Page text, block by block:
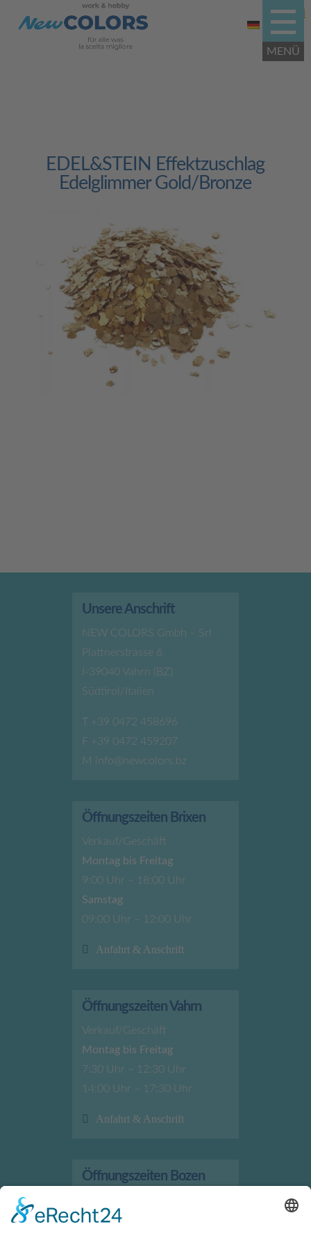
EDEL&STEIN Effektzuschlag
Edelglimmer Gold/Bronze
Unsere Anschrift
NEW COLORS Gmbh – Srl
Plattnerstrasse 6
I-39040 Vahrn (BZ)
Südtirol/Italien
T +39 0472 458696
F +39 0472 459207
M info@newcolors.bz
Öffnungszeiten Brixen
Verkauf/Geschäft
Montag bis Freitag
9:00 Uhr – 18:00 Uhr
Samstag
09:00 Uhr – 12:00 Uhr
Anfahrt & Anschrift
Öffnungszeiten Vahrn
Verkauf/Geschäft
Montag bis Freitag
7:30 Uhr – 12:30 Uhr
14:00 Uhr – 17:30 Uhr
Anfahrt & Anschrift
Öffnungszeiten Bozen
Montag bis Freitag